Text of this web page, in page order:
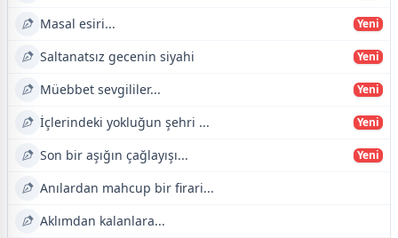
Masal esiri... Yeni
Saltanatsız gecenin siyahi Yeni
Müebbet sevgililer... Yeni
İçlerindeki yokluğun şehri ... Yeni
Son bir aşığın çağlayışı... Yeni
Anılardan mahcup bir firari...
Aklımdan kalanlara...